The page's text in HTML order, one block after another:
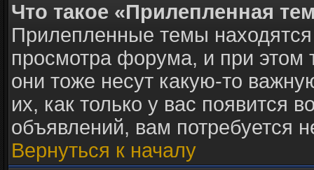
Что такое «Прилепленная
Прилепленные темы
просмотра форума, и при этом
они тоже несут какую-то
их, как только у вас появится
объявлений, вам потребуется
Вернуться к началу